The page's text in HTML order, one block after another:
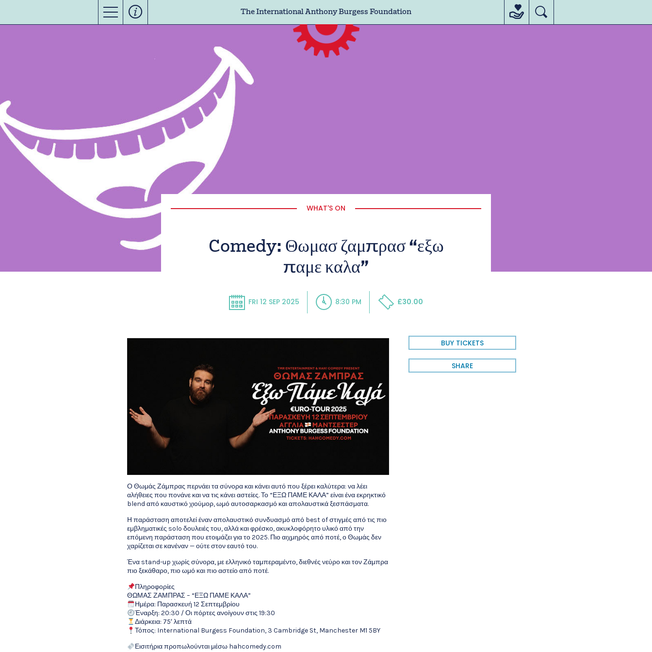
The International Anthony Burgess Foundation
WHAT'S ON
Comedy: Θωμασ ζαμπρασ “εξω
παμε καλα”
FRI 12 SEP 2025 8:30 PM £30.00
BUY TICKETS
SHARE
Ο Θωμάς Ζάμπρας περνάει τα σύνορα και κάνει αυτό που ξέρει καλύτερα: να λέει
αλήθειες που πονάνε και να τις κάνει αστείες. Το “ΕΞΩ ΠΑΜΕ ΚΑΛΑ” είναι ένα εκρηκτικό
blend από καυστικό χιούμορ, ωμό αυτοσαρκασμό και απολαυστικά ξεσπάσματα.
Η παράσταση αποτελεί έναν απολαυστικό συνδυασμό από best of στιγμές από τις πιο
εμβληματικές solo δουλειές του, αλλά και φρέσκο, ακυκλοφόρητο υλικό από την
επόμενη παράσταση που ετοιμάζει για το 2025. Πιο αιχμηρός από ποτέ, ο Θωμάς δεν
χαρίζεται σε κανέναν — ούτε στον εαυτό του.
Ένα stand-up χωρίς σύνορα, με ελληνικό ταμπεραμέντο, διεθνές νεύρο και τον Ζάμπρα
πιο ξεκάθαρο, πιο ωμό και πιο αστείο από ποτέ.
Πληροφορίες
ΘΩΜΑΣ ΖΑΜΠΡΑΣ – “ΕΞΩ ΠΑΜΕ ΚΑΛΑ”
Ημέρα: Παρασκευή 12 Σεπτεμβρίου
Έναρξη: 20:30 / Οι πόρτες ανοίγουν στις 19:30
Διάρκεια: 75′ λεπτά
Τόπος: International Burgess Foundation, 3 Cambridge St, Manchester M1 5BY
Εισιτήρια προπωλούνται μέσω hahcomedy.com